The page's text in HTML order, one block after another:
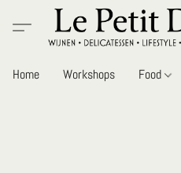
Home Workshops Food